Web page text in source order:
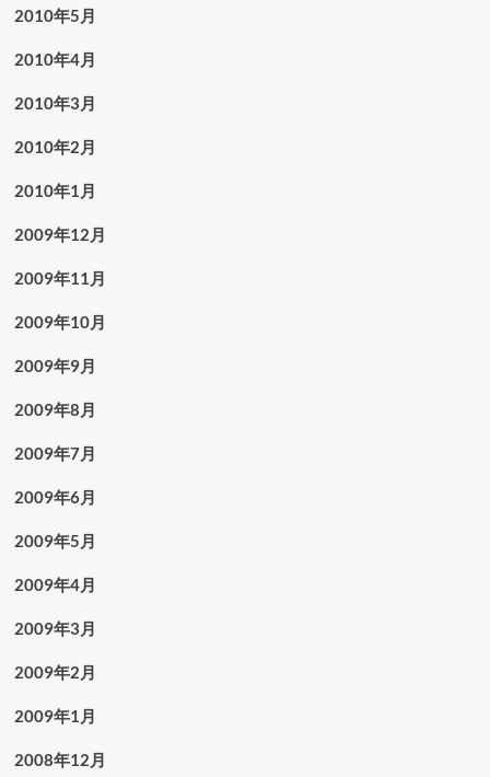
2010年5月
2010年4月
2010年3月
2010年2月
2010年1月
2009年12月
2009年11月
2009年10月
2009年9月
2009年8月
2009年7月
2009年6月
2009年5月
2009年4月
2009年3月
2009年2月
2009年1月
2008年12月